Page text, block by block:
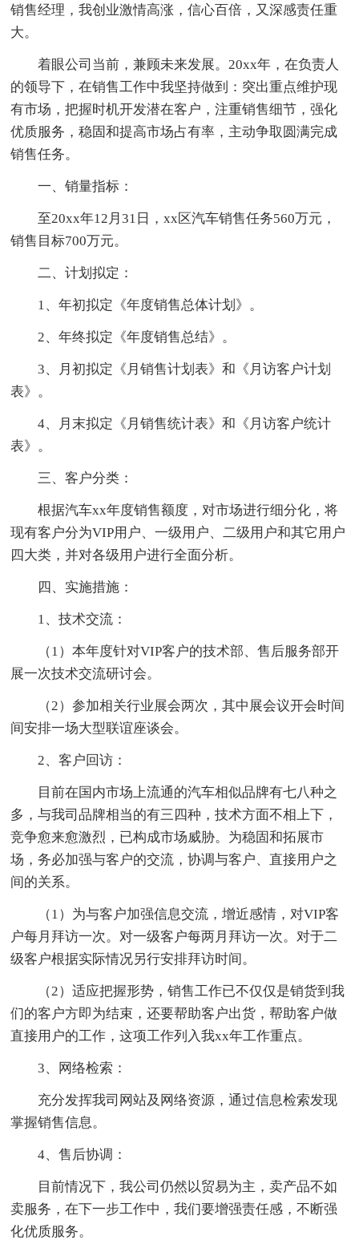
销售经理，我创业激情高涨，信心百倍，又深感责任重
大。
着眼公司当前，兼顾未来发展。20xx年，在负责人
的领导下，在销售工作中我坚持做到：突出重点维护现
有市场，把握时机开发潜在客户，注重销售细节，强化
优质服务，稳固和提高市场占有率，主动争取圆满完成
销售任务。
一、销量指标：
至20xx年12月31日，xx区汽车销售任务560万元，
销售目标700万元。
二、计划拟定：
1、年初拟定《年度销售总体计划》。
2、年终拟定《年度销售总结》。
3、月初拟定《月销售计划表》和《月访客户计划
表》。
4、月末拟定《月销售统计表》和《月访客户统计
表》。
三、客户分类：
根据汽车xx年度销售额度，对市场进行细分化，将
现有客户分为VIP用户、一级用户、二级用户和其它用户
四大类，并对各级用户进行全面分析。
四、实施措施：
1、技术交流：
（1）本年度针对VIP客户的技术部、售后服务部开
展一次技术交流研讨会。
（2）参加相关行业展会两次，其中展会议开会时间
间安排一场大型联谊座谈会。
2、客户回访：
目前在国内市场上流通的汽车相似品牌有七八种之
多，与我司品牌相当的有三四种，技术方面不相上下，
竞争愈来愈激烈，已构成市场威胁。为稳固和拓展市
场，务必加强与客户的交流，协调与客户、直接用户之
间的关系。
（1）为与客户加强信息交流，增近感情，对VIP客
户每月拜访一次。对一级客户每两月拜访一次。对于二
级客户根据实际情况另行安排拜访时间。
（2）适应把握形势，销售工作已不仅仅是销货到我
们的客户方即为结束，还要帮助客户出货，帮助客户做
直接用户的工作，这项工作列入我xx年工作重点。
3、网络检索：
充分发挥我司网站及网络资源，通过信息检索发现
掌握销售信息。
4、售后协调：
目前情况下，我公司仍然以贸易为主，卖产品不如
卖服务，在下一步工作中，我们要增强责任感，不断强
化优质服务。